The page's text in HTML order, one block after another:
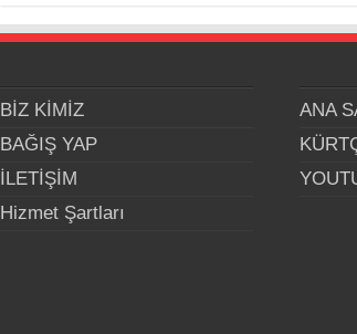
BİZ KİMİZ
BAĞIŞ YAP
İLETİŞİM
Hizmet Şartları
ANA